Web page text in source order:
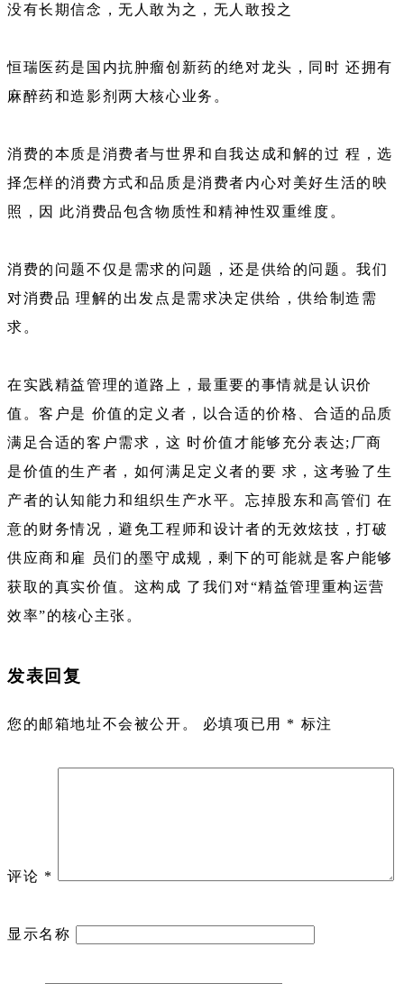
没有长期信念，无人敢为之，无人敢投之
恒瑞医药是国内抗肿瘤创新药的绝对龙头，同时 还拥有
麻醉药和造影剂两大核心业务。
消费的本质是消费者与世界和自我达成和解的过 程，选
择怎样的消费方式和品质是消费者内心对美好生活的映
照，因 此消费品包含物质性和精神性双重维度。
消费的问题不仅是需求的问题，还是供给的问题。我们
对消费品 理解的出发点是需求决定供给，供给制造需
求。
在实践精益管理的道路上，最重要的事情就是认识价
值。客户是 价值的定义者，以合适的价格、合适的品质
满足合适的客户需求，这 时价值才能够充分表达;厂商
是价值的生产者，如何满足定义者的要 求，这考验了生
产者的认知能力和组织生产水平。忘掉股东和高管们 在
意的财务情况，避免工程师和设计者的无效炫技，打破
供应商和雇 员们的墨守成规，剩下的可能就是客户能够
获取的真实价值。这构成 了我们对“精益管理重构运营
效率”的核心主张。
发表回复
您的邮箱地址不会被公开。 必填项已用 * 标注
评论 *
显示名称